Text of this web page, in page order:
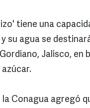
tiene una
su agua se
Jalisco, en
la Conagua agregó